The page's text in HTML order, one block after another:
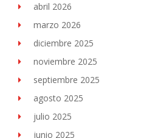
abril 2026
marzo 2026
diciembre 2025
noviembre 2025
septiembre 2025
agosto 2025
julio 2025
junio 2025